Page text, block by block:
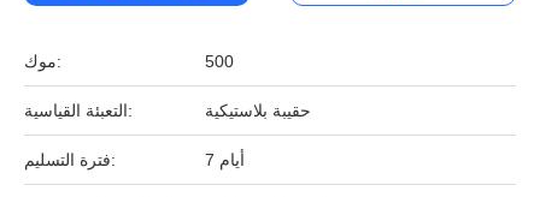
موك: 500
التعبئة القياسية: حقيبة بلاستيكية
فترة التسليم: 7 أيام